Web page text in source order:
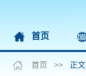
首页
首页 >> 正文